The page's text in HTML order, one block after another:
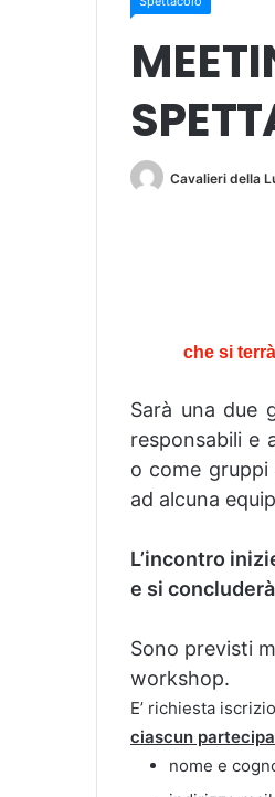
Cavalieri della
che si terrà
Sarà una due
responsabili e
o come gruppi
ad alcuna
L’incontro
e si
Sono previsti
workshop.
E’ richiesta
ciascun
nome e